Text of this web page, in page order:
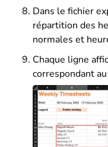
Dans le fichier
répartition des
normales et
Chaque ligne
correspondant